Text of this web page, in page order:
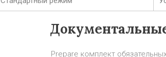
Prepare комплект